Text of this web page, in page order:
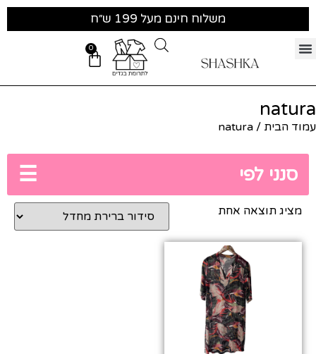
משלוח חינם מעל 199 ש״ח
0
natura
עמוד הבית / natura
סנני לפי ☰
מציג תוצאה אחת